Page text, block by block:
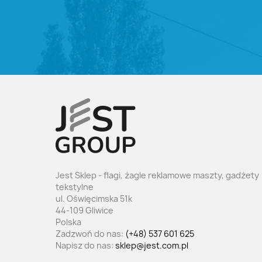
Jest Sklep - flagi, żagle reklamowe maszty, gadżety
tekstylne
ul. Oświęcimska 51k
44-109 Gliwice
Polska
Zadzwoń do nas: (+48) 537 601 625
Napisz do nas: sklep@jest.com.pl